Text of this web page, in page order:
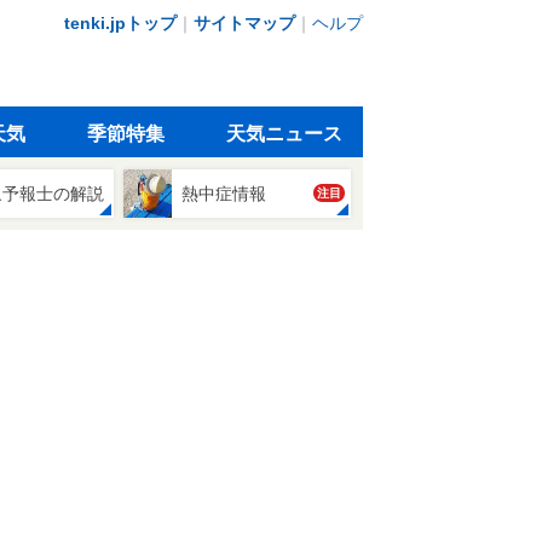
tenki.jpトップ｜ サイトマップ｜ ヘルプ
気 季節特集 天気ニュース
報士の解説 熱中症情報 注目